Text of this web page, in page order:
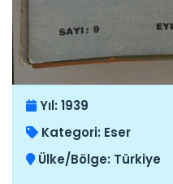
Yıl: 1939
Kategori: Eser
Ülke/Bölge: Türkiye